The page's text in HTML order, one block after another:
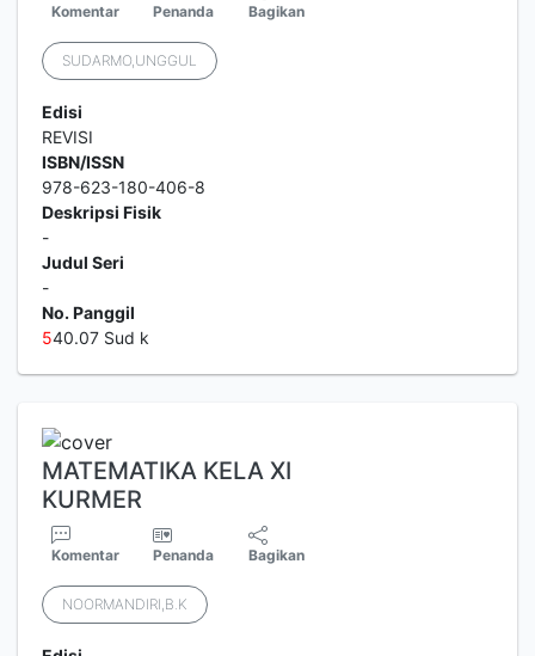
Komentar Penanda Bagikan
SUDARMO,UNGGUL
Edisi
REVISI
ISBN/ISSN
978-623-180-406-8
Deskripsi Fisik
-
Judul Seri
-
No. Panggil
540.07 Sud k
MATEMATIKA KELA XI
KURMER
Komentar Penanda Bagikan
NOORMANDIRI,B.K